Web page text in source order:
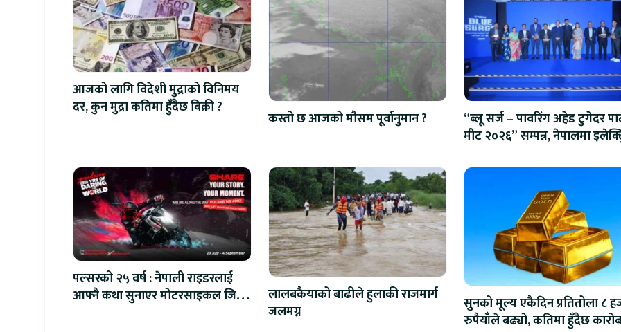
आजको लागि विदेशी मुद्राको विनिमय
दर, कुन मुद्रा कतिमा हुँदैछ बिक्री ?
कस्तो छ आजको मौसम पूर्वानुमान ?
“ब्लू सर्ज – पावरिंग अहेड टुगेदर
मीट २०२६” सम्पन्न, नेपालमा
पल्सरको २५ वर्ष : नेपाली राइडरलाई
आफ्नै कथा सुनाएर मोटरसाइकल जित्ने
लालबकैयाको बाढीले हुलाकी राजमार्ग
जलमग्न
सुनको मूल्य एकैदिन प्रतितोला ८
रुपैयाँले बढ्यो, कतिमा हुँदैछ